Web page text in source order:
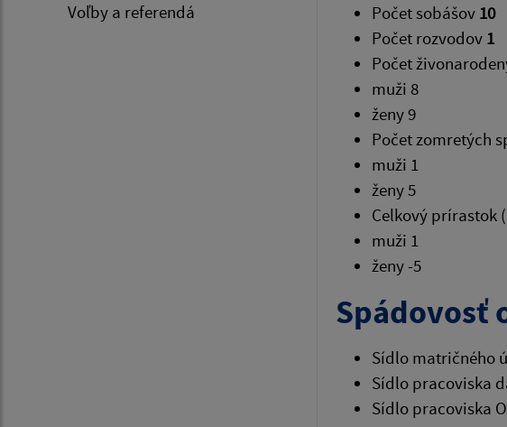
Voľby a referendá
Počet sobášov 10
Počet rozvodov 1
Počet
muži 8
ženy 9
Počet zomretých
muži 1
ženy 5
Celkový prírastok
muži 1
ženy -5
Spádovosť
Sídlo matričného
Sídlo pracoviska
Sídlo pracoviska